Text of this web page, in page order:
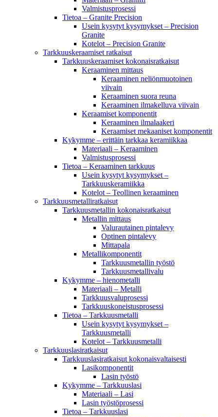
Valmistusprosessi
Tietoa – Granite Precision
Usein kysytyt kysymykset – Precision
Granite
Kotelot – Precision Granite
Tarkkuuskeraamiset ratkaisut
Tarkkuuskeraamiset kokonaisratkaisut
Keraaminen mittaus
Keraaminen neliönmuotoinen
viivain
Keraaminen suora reuna
Keraaminen ilmakelluva viivain
Keraamiset komponentit
Keraaminen ilmalaakeri
Keraamiset mekaaniset komponentit
Kykymme – erittäin tarkkaa keramiikkaa
Materiaali – Keraaminen
Valmistusprosessi
Tietoa – Keraaminen tarkkuus
Usein kysytyt kysymykset –
Tarkkuuskeramiikka
Kotelot – Teollinen keraaminen
Tarkkuusmetalliratkaisut
Tarkkuusmetallin kokonaisratkaisut
Metallin mittaus
Valurautainen pintalevy
Optinen pintalevy
Mittapala
Metallikomponentit
Tarkkuusmetallin työstö
Tarkkuusmetallivalu
Kykymme – hienometalli
Materiaali – Metalli
Tarkkuusvaluprosessi
Tarkkuuskoneistusprosessi
Tietoa – Tarkkuusmetalli
Usein kysytyt kysymykset –
Tarkkuusmetalli
Kotelot – Tarkkuusmetalli
Tarkkuuslasiratkaisut
Tarkkuuslasiratkaisut kokonaisvaltaisesti
Lasikomponentit
Lasin työstö
Kykymme – Tarkkuuslasi
Materiaali – Lasi
Lasin työstöprosessi
Tietoa – Tarkkuuslasi